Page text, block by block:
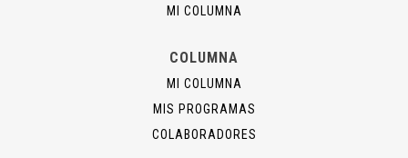
MI COLUMNA
COLUMNA
MI COLUMNA
MIS PROGRAMAS
COLABORADORES